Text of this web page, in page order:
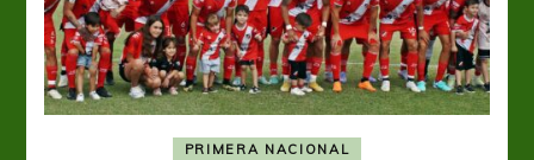
PRIMERA NACIONAL